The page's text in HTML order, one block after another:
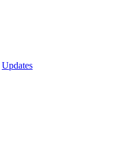
Updates